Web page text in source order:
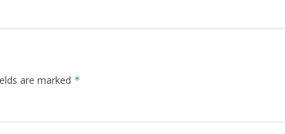
are marked *